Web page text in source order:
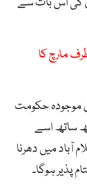
مارچ کا
موجودہ حکومت
ساتھ اسے
آباد میں دھرنا
پذیر ہوگا۔